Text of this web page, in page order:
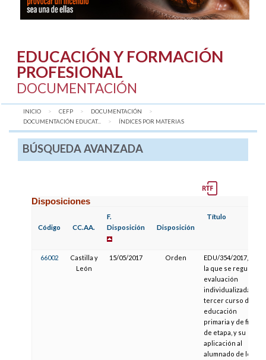
EDUCACIÓN Y FORMACIÓN
PROFESIONAL
DOCUMENTACIÓN
INICIO CEFP
DOCUMENTACIÓN
DOCUMENTACIÓN EDUCAT...
AQUÍ:
ÍNDICES POR MATERIAS
BÚSQUEDA AVANZADA
Disposiciones
Código CC.AA.
F.
Disposición
Disposición
Título
66002
Castilla y
León
15/05/2017 Orden
EDU/354/2017, por
la que se regula la
evaluación
individualizada de
tercer curso de
educación
primaria y de final
de etapa, y su
aplicación al
alumnado de los